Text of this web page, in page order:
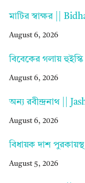
মাটির স্বাক্ষর ||
August 6, 2026
বিবেকের গলায়
August 6, 2026
অন্য রবীন্দ্রনাথ ||
August 6, 2026
বিধায়ক দাশ
August 5, 2026